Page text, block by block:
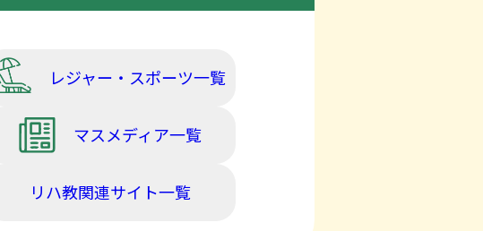
レジャー・スポーツ一覧
マスメディア一覧
リハ教関連サイト一覧